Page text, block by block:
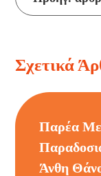
Σχετικά
Παρέα Με
Άνθη